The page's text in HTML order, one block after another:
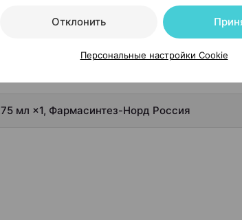
мл ×1, Фармасинтез-Норд Россия
Отклонить
Персональные настройки Cookie